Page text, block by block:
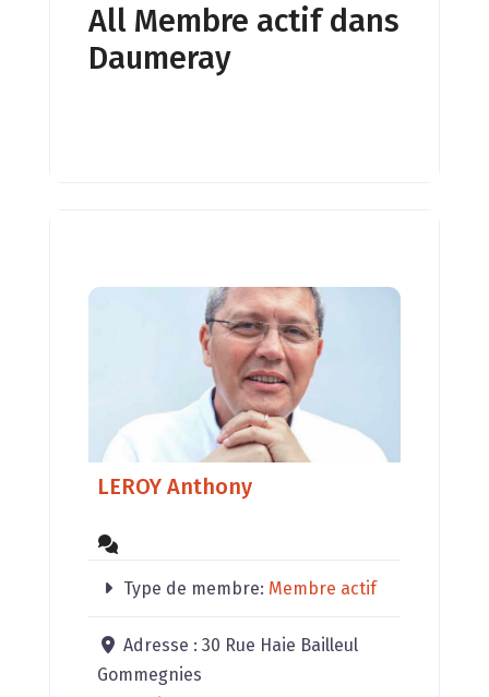
de le pratiquer, grâce au ressenti du
géobiologue. La géobiologie
consiste à la mise au meilleur
All Membre actif dans
Daumeray
LEROY Anthony
Type de membre: Membre actif
Adresse :30 Rue Haie Bailleul
Gommegnies